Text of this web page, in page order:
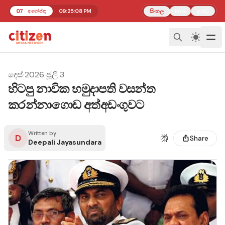
07 අගෝස්තු 09:25:08 PM සිංහල
දෙස්·2026 ජූලි 3
හිටපු නාවික හමුදාපති වසන්ත
කරන්නාගොඩ අත්අඩංගුවට
D Written by:
Deepali Jayasundara Share